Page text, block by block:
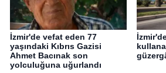
İzmir'de vefat eden 77
yaşındaki Kıbrıs Gazisi
Ahmet Bacınak son
yolculuğuna uğurlandı